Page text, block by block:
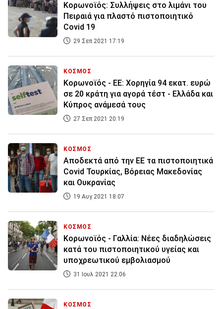
Κορωνοϊός: Συλλήψεις στο λιμάνι του
Πειραιά για πλαστό πιστοποιητικό
Covid 19
29 Σεπ 2021 17:19
ΚΟΣΜΟΣ
Κορωνοϊός - ΕΕ: Χορηγία 94 εκατ. ευρώ
σε 20 κράτη για αγορά τέστ - Ελλάδα και
Κύπρος ανάμεσά τους
27 Σεπ 2021 20:19
ΚΟΣΜΟΣ
Αποδεκτά από την ΕΕ τα πιστοποιητικά
Covid Τουρκίας, Βόρειας Μακεδονίας
και Ουκρανίας
19 Αυγ 2021 18:07
ΚΟΣΜΟΣ
Κορωνοϊός - Γαλλία: Νέες διαδηλώσεις
κατά του πιστοποιητικού υγείας και
υποχρεωτικού εμβολιασμού
31 Ιουλ 2021 22:06
ΚΟΣΜΟΣ